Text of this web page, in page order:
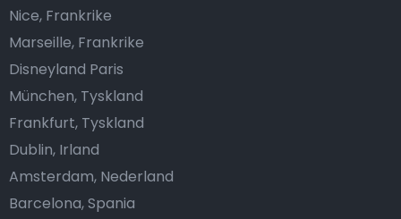
Nice, Frankrike
Marseille, Frankrike
Disneyland Paris
München, Tyskland
Frankfurt, Tyskland
Dublin, Irland
Amsterdam, Nederland
Barcelona, Spania